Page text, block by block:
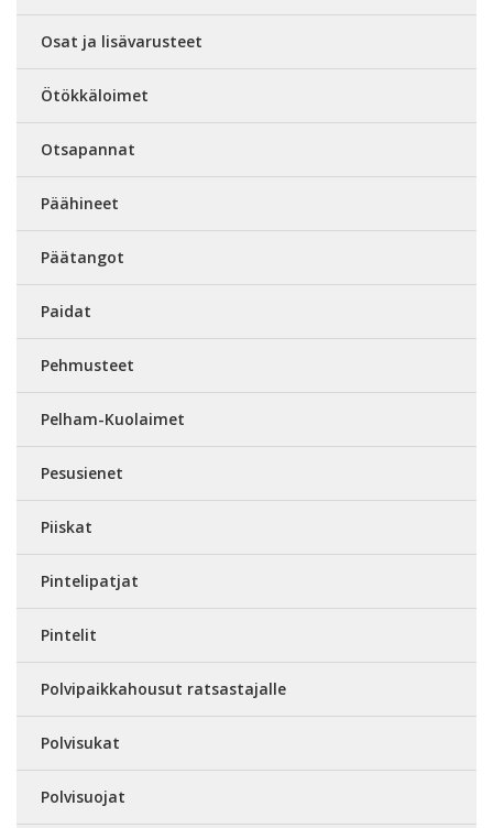
Osat ja lisävarusteet
Ötökkäloimet
Otsapannat
Päähineet
Päätangot
Paidat
Pehmusteet
Pelham-Kuolaimet
Pesusienet
Piiskat
Pintelipatjat
Pintelit
Polvipaikkahousut ratsastajalle
Polvisukat
Polvisuojat